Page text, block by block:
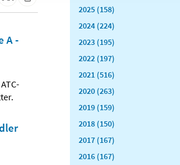
A -
2025 (158)
2024 (224)
2023 (195)
2022 (197)
2021 (516)
2020 (263)
2019 (159)
2018 (150)
2017 (167)
2016 (167)